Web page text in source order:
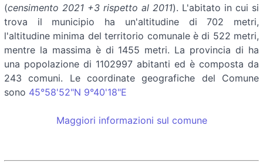
(censimento 2021 +3 rispetto al 2011). L'abitato in cui si
trova il municipio ha un'altitudine di 702 metri,
l'altitudine minima del territorio comunale è di 522 metri,
mentre la massima è di 1455 metri. La provincia di ha
una popolazione di 1102997 abitanti ed è composta da
243 comuni. Le coordinate geografiche del Comune
sono 45°58'52"N 9°40'18"E
Maggiori informazioni sul comune